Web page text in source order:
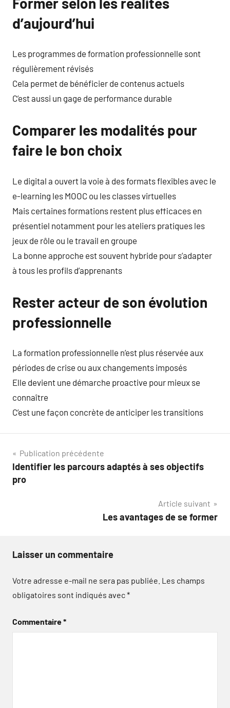
d’aujourd’hui
Les programmes de formation professionnelle sont
régulièrement révisés
Cela permet de bénéficier de contenus actuels
C’est aussi un gage de performance durable
Comparer les modalités pour
faire le bon choix
Le digital a ouvert la voie à des formats flexibles avec le
e-learning les MOOC ou les classes virtuelles
Mais certaines formations restent plus efficaces en
présentiel notamment pour les ateliers pratiques les
jeux de rôle ou le travail en groupe
La bonne approche est souvent hybride pour s’adapter
à tous les profils d’apprenants
Rester acteur de son évolution
professionnelle
La formation professionnelle n’est plus réservée aux
périodes de crise ou aux changements imposés
Elle devient une démarche proactive pour mieux se
connaître
C’est une façon concrète de anticiper les transitions
Navigation
de
Publication précédente
Identifier les parcours adaptés à ses objectifs
pro
Article suivant
Les avantages de se former
Laisser un commentaire
Votre adresse e-mail ne sera pas publiée. Les champs
obligatoires sont indiqués avec*
Commentaire*